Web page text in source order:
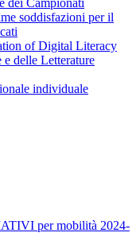
dei Campionati
soddisfazioni per il
of Digital Literacy
delle Letterature
individuale
per mobilità 2024-